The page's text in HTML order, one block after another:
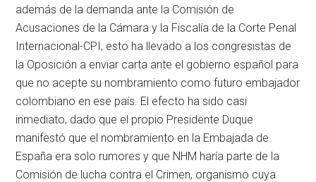
además de la demanda ante la Comisión de
Acusaciones de la Cámara y la Fiscalía de la Corte Penal
Internacional-CPI, esto ha llevado a los congresistas de
la Oposición a enviar carta ante el gobierno español para
que no acepte su nombramiento como futuro embajador
colombiano en ese país. El efecto ha sido casi
inmediato, dado que el propio Presidente Duque
manifestó que el nombramiento en la Embajada de
España era solo rumores y que NHM haría parte de la
Comisión de lucha contra el Crimen, organismo cuya